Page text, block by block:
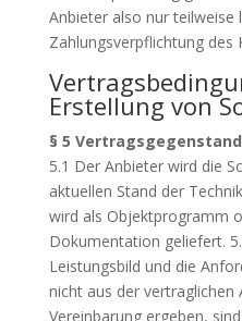
Anbieter also nur teilweise
Zahlungsverpflichtung des
Erstellung von
§ 5 Vertragsgegenstand
5.1 Der Anbieter wird die
aktuellen Stand der
wird als Objektprogramm
Dokumentation geliefert.
Leistungsbild und die
nicht aus der vertraglichen
Vereinbarung ergeben,